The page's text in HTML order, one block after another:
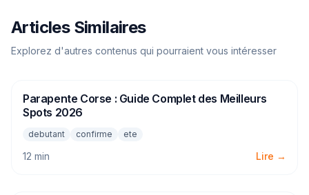
Articles Similaires
Explorez d'autres contenus qui pourraient vous intéresser
PARAPENTE
Parapente Corse : Guide Complet des Meilleurs
Spots 2026
debutant confirme ete
12 min Lire →